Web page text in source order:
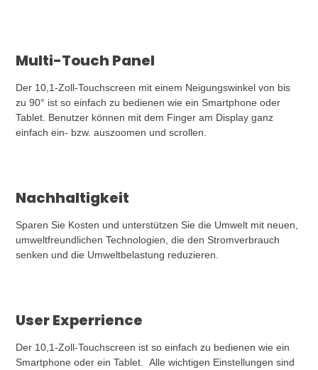
Multi-Touch Panel
Der 10,1-Zoll-Touchscreen mit einem Neigungswinkel von bis
zu 90° ist so einfach zu bedienen wie ein Smartphone oder
Tablet. Benutzer können mit dem Finger am Display ganz
einfach ein- bzw. auszoomen und scrollen.
Nachhaltigkeit
Sparen Sie Kosten und unterstützen Sie die Umwelt mit neuen,
umweltfreundlichen Technologien, die den Stromverbrauch
senken und die Umweltbelastung reduzieren.
User Experrience
Der 10,1-Zoll-Touchscreen ist so einfach zu bedienen wie ein
Smartphone oder ein Tablet. Alle wichtigen Einstellungen sind